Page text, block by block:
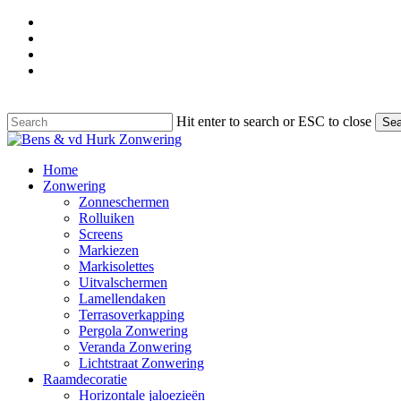
Skip
main
content
Hit enter to search or ESC to close
Close
Menu
Home
Zonwering
Zonneschermen
Rolluiken
Screens
Markiezen
Markisolettes
Uitvalschermen
Lamellendaken
Terrasoverkapping
Pergola Zonwering
Veranda Zonwering
Lichtstraat Zonwering
Raamdecoratie
Horizontale jaloezieën